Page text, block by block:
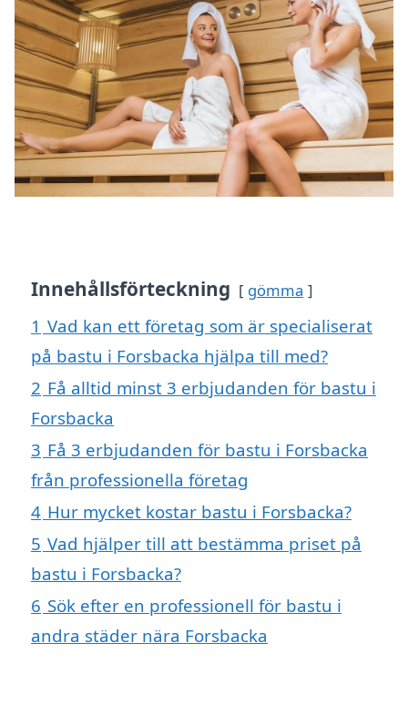
Innehållsförteckning gömma
1 Vad kan ett företag som är specialiserat
på bastu i Forsbacka hjälpa till med?
2 Få alltid minst 3 erbjudanden för bastu i
Forsbacka
3 Få 3 erbjudanden för bastu i Forsbacka
från professionella företag
4 Hur mycket kostar bastu i Forsbacka?
5 Vad hjälper till att bestämma priset på
bastu i Forsbacka?
6 Sök efter en professionell för bastu i
andra städer nära Forsbacka